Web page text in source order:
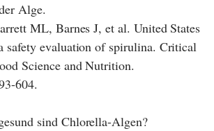
Alge.
ML, Barnes J, et al. United States
safety evaluation of spirulina. Critical
Science and Nutrition.
604.
sind Chlorella-Algen?